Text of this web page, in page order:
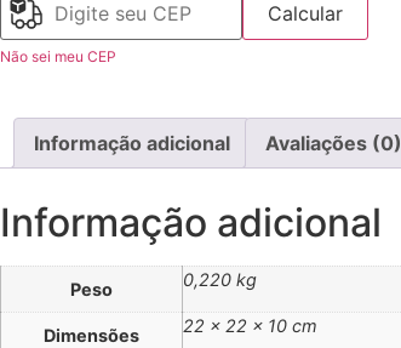
Calcular
Não sei meu CEP
Informação adicional Avaliações (0)
Informação adicional
Peso 0,220 kg
Dimensões 22 × 22 × 10 cm